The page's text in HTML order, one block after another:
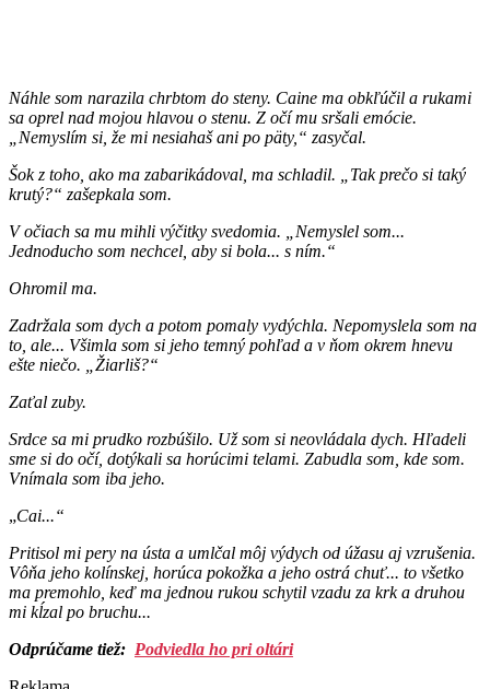
Náhle som narazila chrbtom do steny. Caine ma obkľúčil a rukami
sa oprel nad mojou hlavou o stenu. Z očí mu sršali emócie.
„Nemyslím si, že mi nesiahaš ani po päty,“ zasyčal.
Šok z toho, ako ma zabarikádoval, ma schladil. „Tak prečo si taký
krutý?“ zašepkala som.
V očiach sa mu mihli výčitky svedomia. „Nemyslel som...
Jednoducho som nechcel, aby si bola... s ním.“
Ohromil ma.
Zadržala som dych a potom pomaly vydýchla. Nepomyslela som na
to, ale... Všimla som si jeho temný pohľad a v ňom okrem hnevu
ešte niečo. „Žiarliš?“
Zaťal zuby.
Srdce sa mi prudko rozbúšilo. Už som si neovládala dych. Hľadeli
sme si do očí, dotýkali sa horúcimi telami. Zabudla som, kde som.
Vnímala som iba jeho.
„Cai...“
Pritisol mi pery na ústa a umlčal môj výdych od úžasu aj vzrušenia.
Vôňa jeho kolínskej, horúca pokožka a jeho ostrá chuť... to všetko
ma premohlo, keď ma jednou rukou schytil vzadu za krk a druhou
mi kĺzal po bruchu...
Odprúčame tiež: Podviedla ho pri oltári